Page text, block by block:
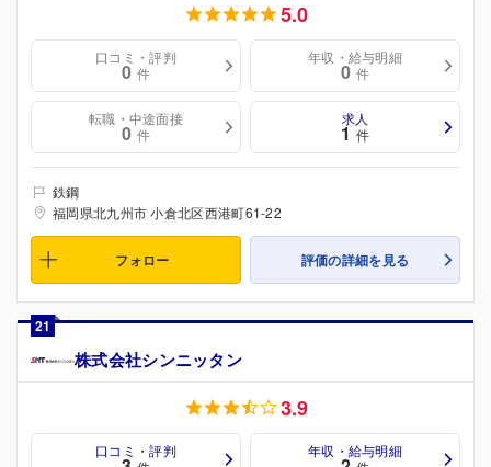
5.0
口コミ・評判
0 件
年収・給与明細
0 件
転職・中途面接
0 件
求人
1 件
鉄鋼
福岡県北九州市 小倉北区西港町61-22
フォロー 評価の詳細を見る
21
株式会社シンニッタン
3.9
口コミ・評判 年収・給与明細